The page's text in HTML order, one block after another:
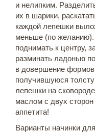
и нелипким.
их в шарики,
каждой лепешки
меньше (по желанию).
поднимать к центру,
разминать ладонью
в довершение
получившуюся
лепешки на
маслом с двух
аппетита!
Варианты начинки